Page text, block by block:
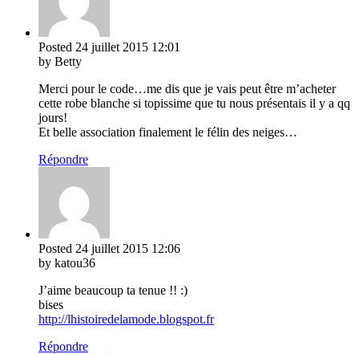
Posted 24 juillet 2015 12:01
by Betty
Merci pour le code…me dis que je vais peut être m’acheter
cette robe blanche si topissime que tu nous présentais il y a qq
jours!
Et belle association finalement le félin des neiges…
Répondre
Posted 24 juillet 2015 12:06
by katou36
J’aime beaucoup ta tenue !! :)
bises
http://lhistoiredelamode.blogspot.fr
Répondre